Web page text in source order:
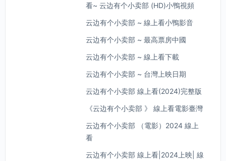
看~ 云边有个小卖部 (HD)小鴨視頻
云边有个小卖部 ~ 線上看小鴨影音
云边有个小卖部 ~ 最高票房中國
云边有个小卖部 ~ 線上看下載
云边有个小卖部 ~ 台灣上映日期
云边有个小卖部 線上看(2024)完整版
《云边有个小卖部 》 線上看電影臺灣
云边有个小卖部 （電影）2024 線上
看
云边有个小卖部 線上看|2024上映| 線